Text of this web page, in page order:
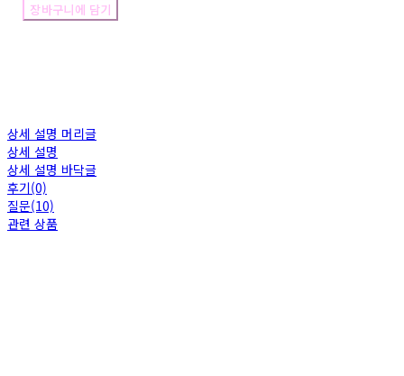
장바구니에 담기
상세 설명 머리글
상세 설명
상세 설명 바닥글
후기(0)
질문(10)
관련 상품